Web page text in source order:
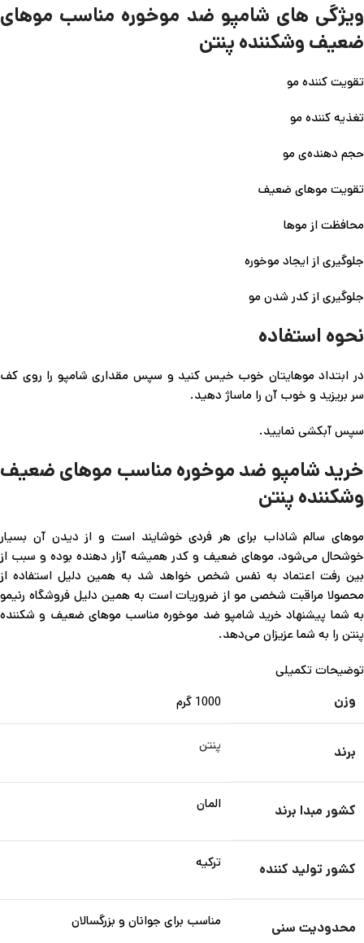
ویژگی های شامپو ضد موخوره مناسب موهای
ضعیف وشکننده پنتن
تقویت کننده مو
تغذیه کننده مو
حجم دهنده‌ی مو
تقویت موهای ضعیف
محافظت از موها
جلوگیری از ایجاد موخوره
جلوگیری از کدر شدن مو
نحوه استفاده
در ابتداد موهایتان خوب خیس کنید و سپس مقداری شامپو را روی کف
سر بریزید و خوب آن را ماساژ دهید.
سپس آبکشی نمایید.
خرید شامپو ضد موخوره مناسب موهای ضعیف
وشکننده پنتن
موهای سالم شاداب برای هر فردی خوشایند است و از دیدن آن بسیار
خوشحال می‌شود، موهای ضعیف و کدر همیشه آزار دهنده بوده و سبب از
بین رفت اعتماد به نفس شخص خواهد‌ شد به همین دلیل استفاده از
محصولا مراقبت شخصی مو از ضروریات است به همین دلیل فروشگاه رنیمو
به شما پیشنهاد خرید شامپو ضد موخوره مناسب موهای ضعیف و شکننده
پنتن را به شما عزیزان می‌دهد.
توضیحات تکمیلی
وزن 1000 گرم
برند پنتن
کشور مبدا برند المان
کشور تولید کننده ترکیه
محدودیت سنی مناسب برای جوانان و بزرگسالان